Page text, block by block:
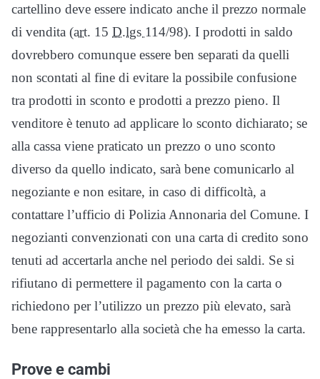
cartellino deve essere indicato anche il prezzo normale
di vendita (art. 15 D.lgs 114/98). I prodotti in saldo
dovrebbero comunque essere ben separati da quelli
non scontati al fine di evitare la possibile confusione
tra prodotti in sconto e prodotti a prezzo pieno. Il
venditore è tenuto ad applicare lo sconto dichiarato; se
alla cassa viene praticato un prezzo o uno sconto
diverso da quello indicato, sarà bene comunicarlo al
negoziante e non esitare, in caso di difficoltà, a
contattare l’ufficio di Polizia Annonaria del Comune. I
negozianti convenzionati con una carta di credito sono
tenuti ad accertarla anche nel periodo dei saldi. Se si
rifiutano di permettere il pagamento con la carta o
richiedono per l’utilizzo un prezzo più elevato, sarà
bene rappresentarlo alla società che ha emesso la carta.
Prove e cambi